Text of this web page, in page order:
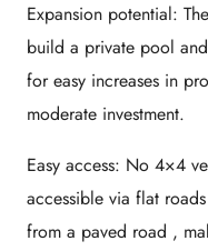
Expansion potential:
build a private pool
for easy increases in
moderate investment.
Easy access: No 4×4
accessible via flat
from a paved road ,